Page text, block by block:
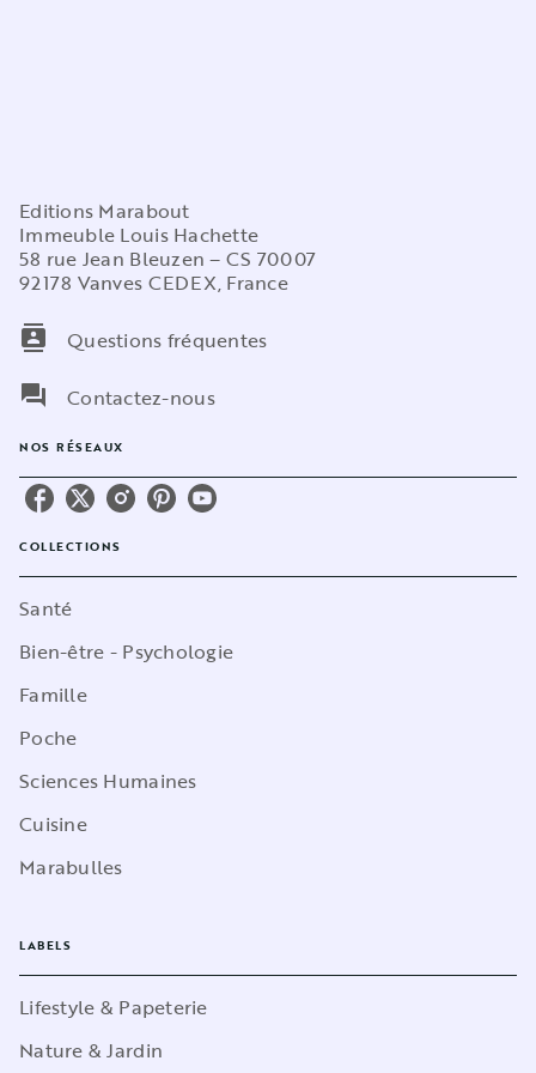
Editions Marabout
Immeuble Louis Hachette
58 rue Jean Bleuzen – CS 70007
92178 Vanves CEDEX, France
contacts
Questions fréquentes
question_answer
Contactez-nous
NOS RÉSEAUX
COLLECTIONS
Santé
Bien-être - Psychologie
Famille
Poche
Sciences Humaines
Cuisine
Marabulles
LABELS
Lifestyle & Papeterie
Nature & Jardin